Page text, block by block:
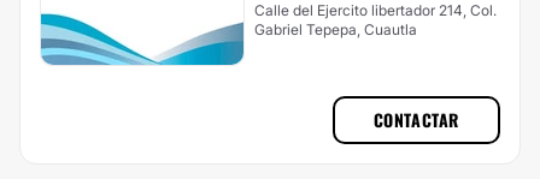
Calle del Ejercito libertador 214, Col.
Gabriel Tepepa, Cuautla
CONTACTAR